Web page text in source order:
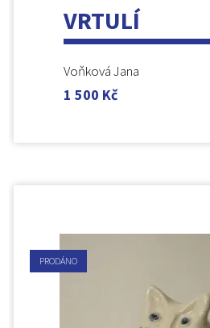
VRTULÍ
Voňková Jana
1 500 Kč
PRODÁNO